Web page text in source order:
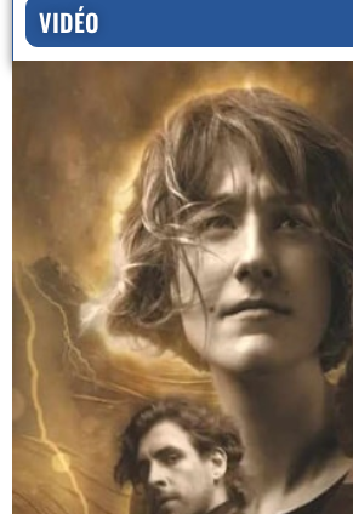
VIDÉO